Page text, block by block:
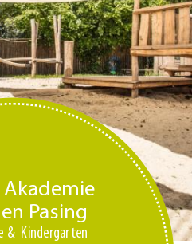
Pasing
Kindergarten